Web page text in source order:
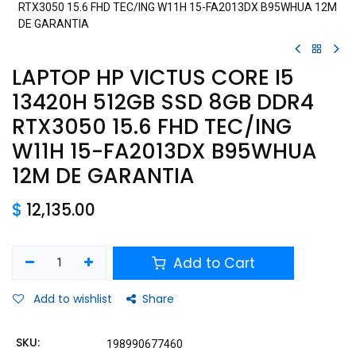
RTX3050 15.6 FHD TEC/ING W11H 15-FA2013DX B95WHUA 12M
DE GARANTIA
LAPTOP HP VICTUS CORE I5
13420H 512GB SSD 8GB DDR4
RTX3050 15.6 FHD TEC/ING
W11H 15-FA2013DX B95WHUA
12M DE GARANTIA
$ 12,135.00
Add to Cart
Add to wishlist Share
SKU:
198990677460